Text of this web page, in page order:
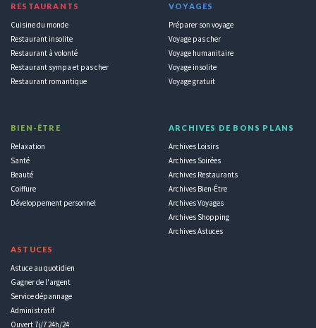
RESTAURANTS
Cuisine du monde
Restaurant insolite
Restaurant à volonté
Restaurant sympa et pas cher
Restaurant romantique
BIEN-ÊTRE
Relaxation
Santé
Beauté
Coiffure
Développement personnel
ASTUCES
Astuce au quotidien
Gagner de l'argent
Service dépannage
Administratif
Ouvert 7j/7 24h/24
VOYAGES
Préparer son voyage
Voyage pas cher
Voyage humanitaire
Voyage insolite
Voyage gratuit
ARCHIVES DE BONS PLANS
Archives Loisirs
Archives Soirées
Archives Restaurants
Archives Bien-Être
Archives Voyages
Archives Shopping
Archives Astuces